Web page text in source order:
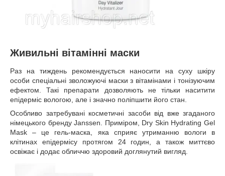
Живильні вітамінні маски
Раз на тиждень рекомендується наносити на суху шкіру
особи спеціальні зволожуючі маски з вітамінами і тонізуючим
ефектом. Такі препарати дозволяють не тільки наситити
епідерміс вологою, але і значно поліпшити його стан.
Особливо затребувані косметичні засоби від вже згаданого
німецького бренду Janssen. Приміром, Dry Skin Hydrating Gel
Mask – це гель-маска, яка сприяє утриманню вологи в
клітинах епідермісу протягом 24 годин, а також миттєво
освіжає і додає обличчю здоровий доглянутий вигляд.